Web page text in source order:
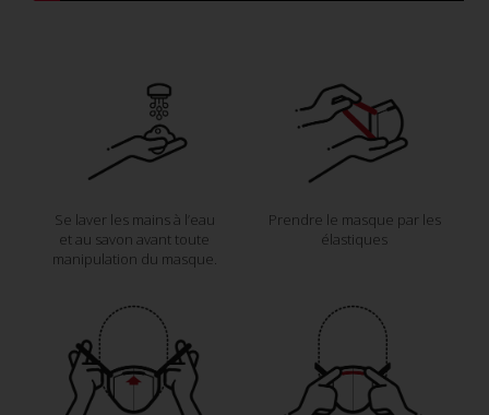
Se laver les mains à l’eau
et au savon avant toute
manipulation du masque.
Prendre le masque par les
élastiques